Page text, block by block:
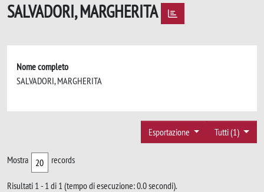
SALVADORI, MARGHERITA
Nome completo
SALVADORI, MARGHERITA
Tutti (1)
Esportazione
Mostra records
Risultati 1 - 1 di 1 (tempo di esecuzione: 0.0 secondi).